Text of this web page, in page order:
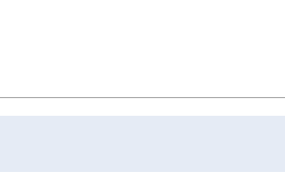
師、執筆などで活動中。